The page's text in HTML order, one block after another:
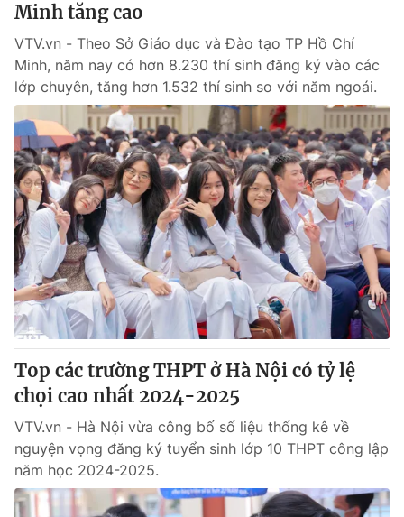
Minh tăng cao
VTV.vn - Theo Sở Giáo dục và Đào tạo TP Hồ Chí
Minh, năm nay có hơn 8.230 thí sinh đăng ký vào các
lớp chuyên, tăng hơn 1.532 thí sinh so với năm ngoái.
Top các trường THPT ở Hà Nội có tỷ lệ
chọi cao nhất 2024-2025
VTV.vn - Hà Nội vừa công bố số liệu thống kê về
nguyện vọng đăng ký tuyển sinh lớp 10 THPT công lập
năm học 2024-2025.